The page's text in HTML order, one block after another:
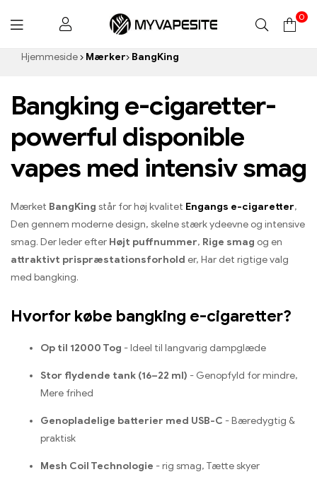
Myvapesite.de
0
Hjemmeside Mærker BangKing
Bangking e-cigaretter-
powerful disponible
vapes med intensiv smag
Mærket BangKing står for høj kvalitet Engangs e-cigaretter,
Den gennem moderne design, skelne stærk ydeevne og intensive
smag. Der leder efter Højt puffnummer, Rige smag og en
attraktivt prispræstationsforhold er, Har det rigtige valg
med bangking.
Hvorfor købe bangking e-cigaretter?
Op til 12000 Tog - Ideel til langvarig dampglæde
Stor flydende tank (16–22 ml) - Genopfyld for mindre,
Mere frihed
Genopladelige batterier med USB-C - Bæredygtig &
praktisk
Mesh Coil Technologie - rig smag, Tætte skyer